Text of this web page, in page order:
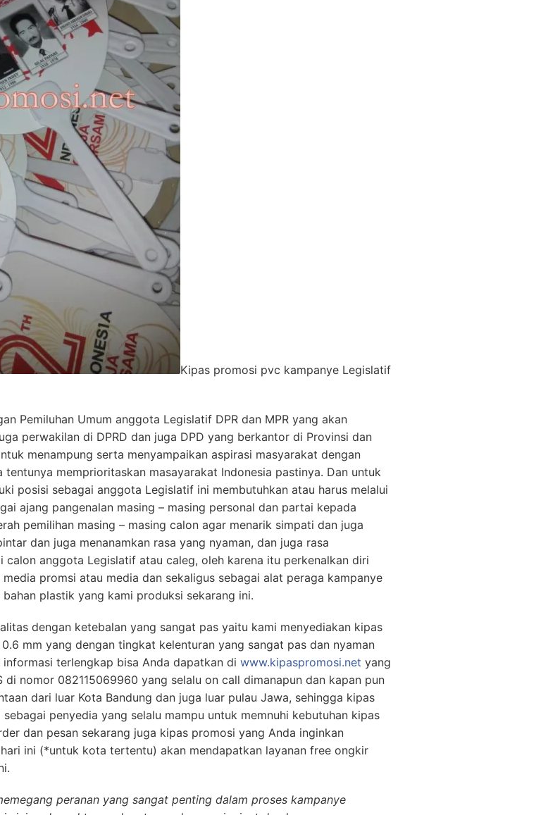
Kipas promosi pvc kampanye Legislatif
Pemiluhan Umum anggota Legislatif DPR dan MPR yang akan
perwakilan di DPRD dan juga DPD yang berkantor di Provinsi dan
menampung serta menyampaikan aspirasi masyarakat dengan
memprioritaskan masayarakat Indonesia pastinya. Dan untuk
posisi sebagai anggota Legislatif ini membutuhkan atau harus melalui
ajang pangenalan masing – masing personal dan partai kepada
pemilihan masing – masing calon agar menarik simpati dan juga
dan juga menanamkan rasa yang nyaman, dan juga rasa
calon anggota Legislatif atau caleg, oleh karena itu perkenalkan diri
promsi atau media dan sekaligus sebagai alat peraga kampanye
bahan plastik yang kami produksi sekarang ini.
dengan ketebalan yang sangat pas yaitu kami menyediakan kipas
mm yang dengan tingkat kelenturan yang sangat pas dan nyaman
terlengkap bisa Anda dapatkan di www.kipaspromosi.net yang
di nomor 082115069960 yang selalu on call dimanapun dan kapan pun
dari luar Kota Bandung dan juga luar pulau Jawa, sehingga kipas
penyedia yang selalu mampu untuk memnuhi kebutuhan kipas
dan pesan sekarang juga kipas promosi yang Anda inginkan
ini (*untuk kota tertentu) akan mendapatkan layanan free ongkir
peranan yang sangat penting dalam proses kampanye